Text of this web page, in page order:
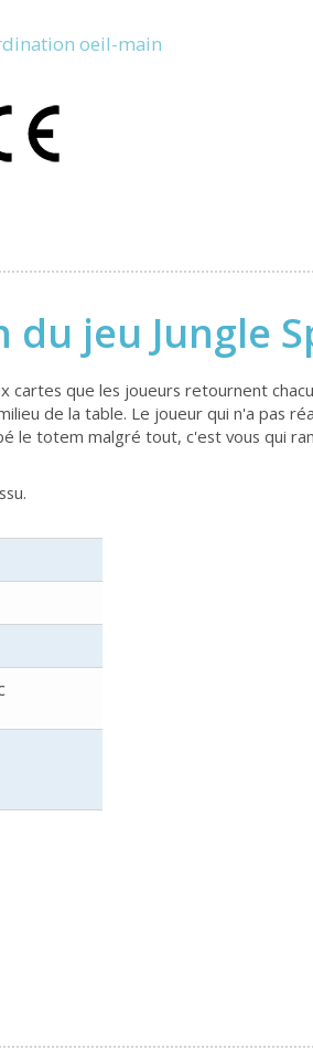
oeil-main
jeu Jungle
que les joueurs retournent
de la table. Le joueur qui n'a pas
le totem malgré tout, c'est vous qui